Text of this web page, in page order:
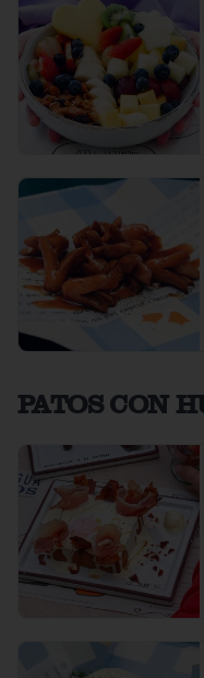
PATOS CON